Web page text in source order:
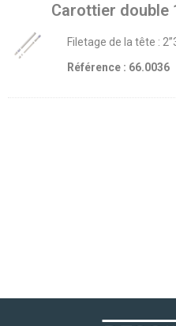
Carottier double
Filetage de la tête :
Référence : 66.0036